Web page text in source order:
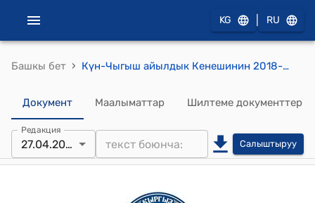
KG RU
Башкы бет › Күн-Чыгыш айылдык Кенешинин 2018-жылдын 27-апрелиндеги № 11 "Айыл аксакалдарынын кайрылуусун кароо жөнүндө" токтому
Документ Маалыматтар Шилтеме документтер
Редакция
27.04.2018 Салыштыруу